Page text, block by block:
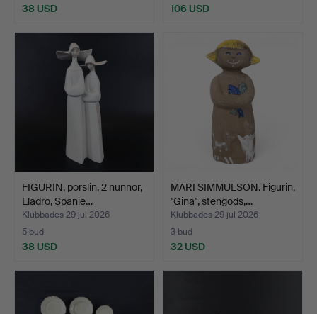
38 USD 106 USD
FIGURIN, porslin, 2 nunnor,
Lladro, Spanie…
Klubbades 29 jul 2026
5 bud
38 USD
MARI SIMMULSON. Figurin,
"Gina", stengods,…
Klubbades 29 jul 2026
3 bud
32 USD